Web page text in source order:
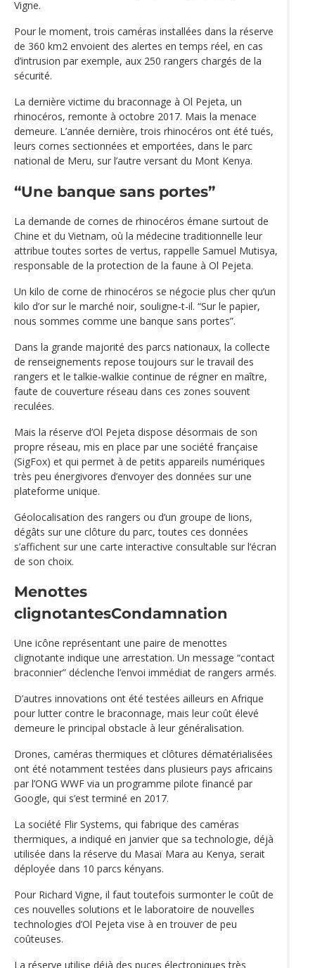
Vigne.
Pour le moment, trois caméras installées dans la réserve
de 360 km2 envoient des alertes en temps réel, en cas
d’intrusion par exemple, aux 250 rangers chargés de la
sécurité.
La dernière victime du braconnage à Ol Pejeta, un
rhinocéros, remonte à octobre 2017. Mais la menace
demeure. L’année dernière, trois rhinocéros ont été tués,
leurs cornes sectionnées et emportées, dans le parc
national de Meru, sur l’autre versant du Mont Kenya.
“Une banque sans portes”
La demande de cornes de rhinocéros émane surtout de
Chine et du Vietnam, où la médecine traditionnelle leur
attribue toutes sortes de vertus, rappelle Samuel Mutisya,
responsable de la protection de la faune à Ol Pejeta.
Un kilo de corne de rhinocéros se négocie plus cher qu’un
kilo d’or sur le marché noir, souligne-t-il. “Sur le papier,
nous sommes comme une banque sans portes”.
Dans la grande majorité des parcs nationaux, la collecte
de renseignements repose toujours sur le travail des
rangers et le talkie-walkie continue de régner en maître,
faute de couverture réseau dans ces zones souvent
reculées.
Mais la réserve d’Ol Pejeta dispose désormais de son
propre réseau, mis en place par une société française
(SigFox) et qui permet à de petits appareils numériques
très peu énergivores d’envoyer des données sur une
plateforme unique.
Géolocalisation des rangers ou d’un groupe de lions,
dégâts sur une clôture du parc, toutes ces données
s’affichent sur une carte interactive consultable sur l‘écran
de son choix.
Menottes
clignotantesCondamnation
Une icône représentant une paire de menottes
clignotante indique une arrestation. Un message “contact
braconnier” déclenche l’envoi immédiat de rangers armés.
D’autres innovations ont été testées ailleurs en Afrique
pour lutter contre le braconnage, mais leur coût élevé
demeure le principal obstacle à leur généralisation.
Drones, caméras thermiques et clôtures dématérialisées
ont été notamment testées dans plusieurs pays africains
par l’ONG WWF via un programme pilote financé par
Google, qui s’est terminé en 2017.
La société Flir Systems, qui fabrique des caméras
thermiques, a indiqué en janvier que sa technologie, déjà
utilisée dans la réserve du Masaï Mara au Kenya, serait
déployée dans 10 parcs kényans.
Pour Richard Vigne, il faut toutefois surmonter le coût de
ces nouvelles solutions et le laboratoire de nouvelles
technologies d’Ol Pejeta vise à en trouver de peu
coûteuses.
La réserve utilise déjà des puces électroniques très